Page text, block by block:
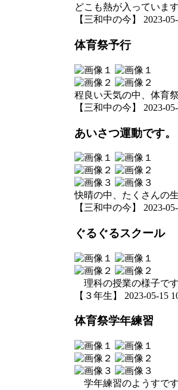
どこも熱が入っています
【三和中の今】 2023-
体育祭予行
程良い天気の中、体育
【三和中の今】 2023-
あいさつ運動です。
快晴の中、たくさんの
【三和中の今】 2023-
ぐるぐるスクール
理科の授業の様子で
【３年生】 2023-05-15
体育祭学年練習
学年練習のようすで